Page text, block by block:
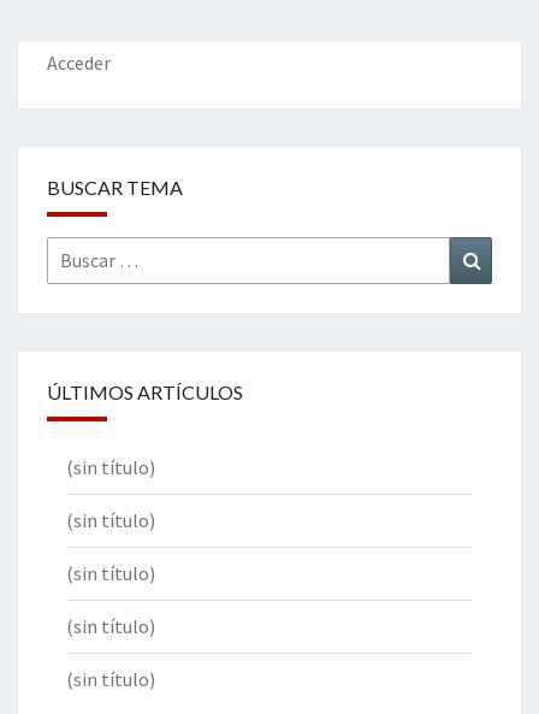
Acceder
BUSCAR TEMA
Buscar
por:
ÚLTIMOS ARTÍCULOS
(sin título)
(sin título)
(sin título)
(sin título)
(sin título)